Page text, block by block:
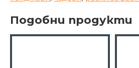
Подобни продукти